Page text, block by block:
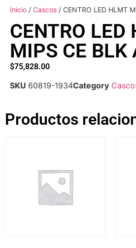
Inicio / Cascos / CENTRO LED HLMT
CENTRO LED
MIPS CE BLK
$75,828.00
SKU 60819-1934Category
Productos